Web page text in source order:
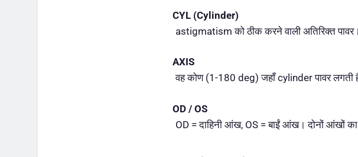
CYL (Cylinder)
astigmatism को ठीक करने वाली अतिरिक्त
AXIS
वह कोण (1-180 deg) जहाँ cylinder पावर लगती
OD / OS
OD = दाहिनी आंख, OS = बाईं आंख। दोनों आंखों